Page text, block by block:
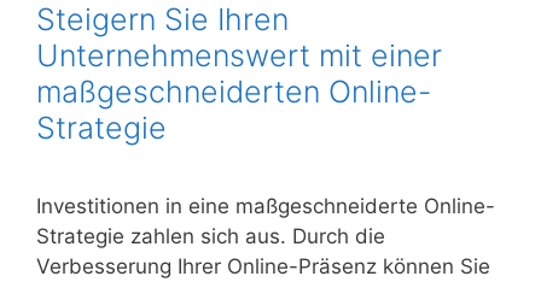
Steigern Sie Ihren
Unternehmenswert mit einer
maßgeschneiderten Online-
Strategie
Investitionen in eine maßgeschneiderte Online-
Strategie zahlen sich aus. Durch die
Verbesserung Ihrer Online-Präsenz können Sie